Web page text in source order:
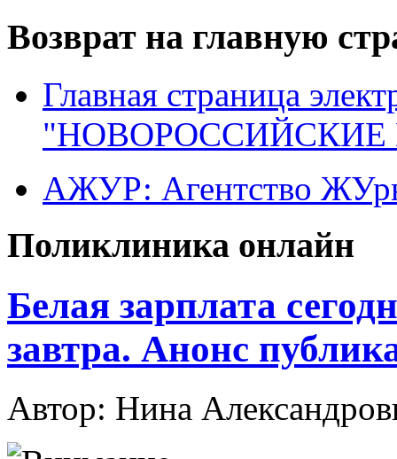
Возврат на главную
Главная страница
"НОВОРОССИЙСКИЕ
АЖУР: Агентство
Поликлиника онлайн
Белая зарплата
завтра. Анонс
Автор: Нина